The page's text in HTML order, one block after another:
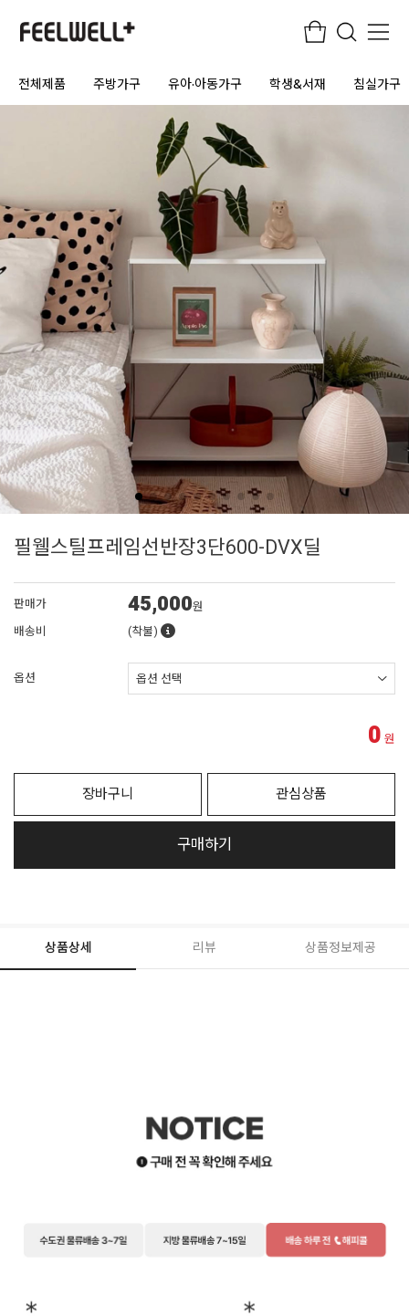
전체제품 주방가구 유아·아동가구 학생&서재 침실가구
필웰스틸프레임선반장3단600-DVX딜
판매가 45,000원
배송비
(착불)
옵션
0 원
장바구니 관심상품
구매하기
상품상세 리뷰 상품정보제공